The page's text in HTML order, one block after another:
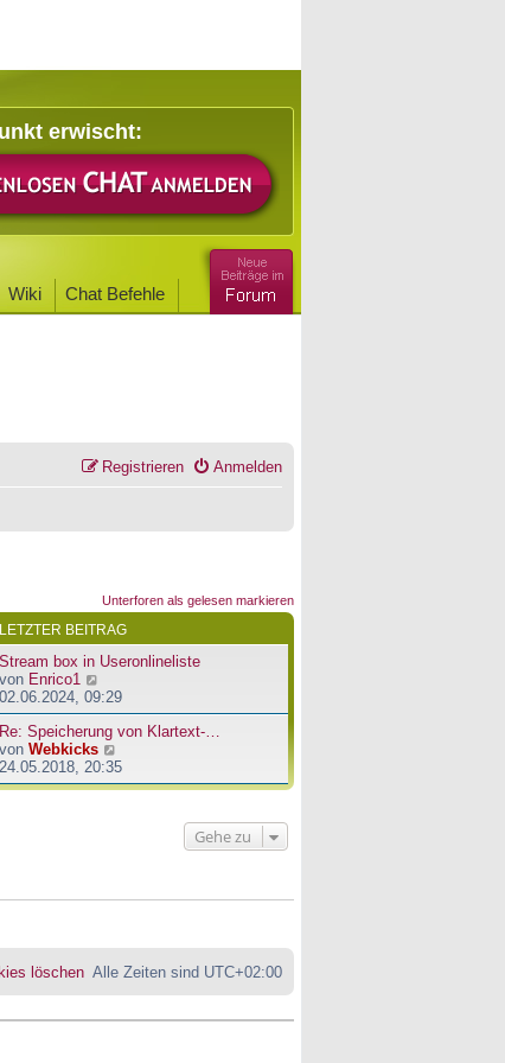
erwischt:
Wiki Chat Befehle
Anmelden
Registrieren
Unterforen als gelesen markieren
LETZTER BEITRAG
Stream box in Useronlineliste
von Enrico1
e
u
e
s
t
e
02.06.2024, 09:29
Re: Speicherung von Klartext-…
von Webkicks
e
u
a
g
24.05.2018, 20:35
Gehe zu
Alle Zeiten sind UTC+02:00
löschen